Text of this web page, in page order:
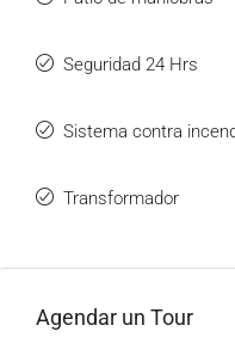
Seguridad 24 Hrs
Sistema contra
Transformador
Agendar un Tour